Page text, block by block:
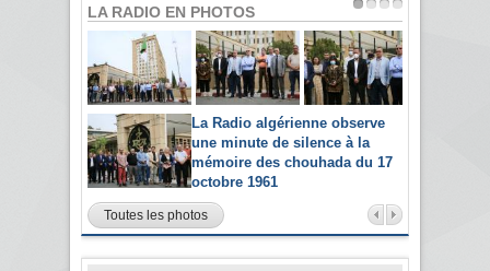
LA RADIO EN PHOTOS
La Radio algérienne observe
une minute de silence à la
mémoire des chouhada du 17
octobre 1961
Toutes les photos